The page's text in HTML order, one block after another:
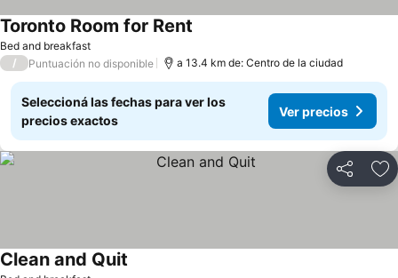
Bed and breakfast
Toronto Room for Rent
/ Puntuación no disponible a 13.4 km de: Centro de la ciudad
Seleccioná las fechas para ver los
precios exactos
Ver precios
Compartir
Clean and Quit